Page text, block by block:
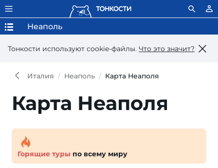
Тонкости используют сookie-файлы. Что это значит?
Неаполь
Италия Неаполь Карта Неаполя
Карта Неаполя
Горящие туры по всему миру